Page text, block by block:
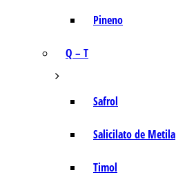
Pineno
Q – T
Safrol
Salicilato de Metila
Timol